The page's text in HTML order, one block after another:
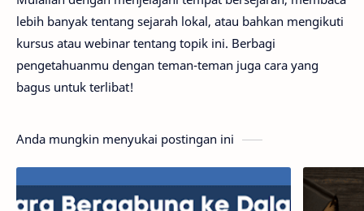
lebih banyak tentang sejarah lokal, atau bahkan mengikuti
kursus atau webinar tentang topik ini. Berbagi
pengetahuanmu dengan teman-teman juga cara yang
bagus untuk terlibat!
Anda mungkin menyukai postingan ini